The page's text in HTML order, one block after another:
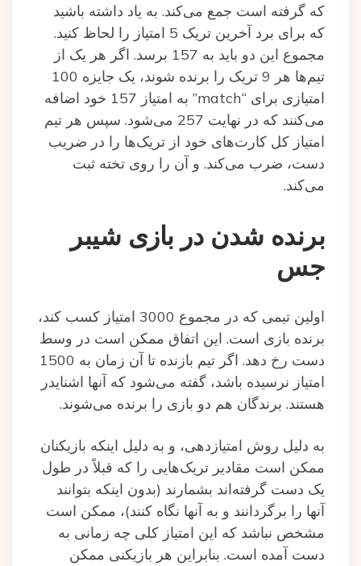
که گرفته است جمع می‌کند. به یاد داشته باشید
که برای برد آخرین تریک 5 امتیاز را لحاظ کنید.
مجموع این دو باید به 157 برسد. اگر هر یک از
تیم‌ها هر 9 تریک را برنده شوند، یک جایزه 100
امتیازی برای “match” به امتیاز 157 خود اضافه
می‌کنند که در نهایت 257 می‌شود. سپس هر تیم
امتیاز کل کارت‌های خود از تریک‌ها را در ضریب
دست، ضرب می‌کند. و آن را روی تخته ثبت
می‌کند.
برنده شدن در بازی شیبر
جس
اولین تیمی که در مجموع 3000 امتیاز کسب کند،
برنده بازی است. این اتفاق ممکن است در وسط
دست رخ دهد. اگر تیم بازنده‌ تا آن زمان به 1500
امتیاز نرسیده‌ باشد، گفته‌ می‌شود که آنها اشنایدر
هستند. برندگان هم دو بازی را برنده می‌شوند.
به دلیل روش امتیازدهی، و به دلیل اینکه بازیکنان
ممکن است مقادیر تریک‌هایی را که قبلاً در طول
یک دست گرفته‌اند بشمارند (بدون اینکه بتوانند
آنها را برگردانند و به آنها نگاه کنند)، ممکن است
مشخص نباشد که این امتیاز کلی چه زمانی به
دست آمده‌ است. بنابراین هر بازیکنی ممکن